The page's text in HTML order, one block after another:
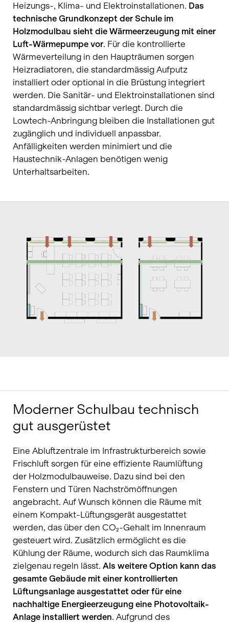
Heizungs-, Klima- und Elektroinstallationen. Das
technische Grundkonzept der Schule im
Holzmodulbau sieht die Wärmeerzeugung mit einer
Luft-Wärmepumpe vor. Für die kontrollierte
Wärmeverteilung in den Haupträumen sorgen
Heizradiatoren, die standardmässig Aufputz
installiert oder optional in die Brüstung integriert
werden. Die Sanitär- und Elektroinstallationen sind
standardmässig sichtbar verlegt. Durch die
Lowtech-Anbringung bleiben die Installationen gut
zugänglich und individuell anpassbar.
Anfälligkeiten werden minimiert und die
Haustechnik-Anlagen benötigen wenig
Unterhaltsarbeiten.
Moderner Schulbau technisch
gut ausgerüstet
Eine Abluftzentrale im Infrastrukturbereich sowie
Frischluft sorgen für eine effiziente Raumlüftung
der Holzmodulbauweise. Dazu sind bei den
Fenstern und Türen Nachströmöffnungen
angebracht. Auf Wunsch können die Räume mit
einem Kompakt-Lüftungsgerät ausgestattet
werden, das über den CO₂-Gehalt im Innenraum
gesteuert wird. Zusätzlich ermöglicht es die
Kühlung der Räume, wodurch sich das Raumklima
zielgenau regeln lässt. Als weitere Option kann das
gesamte Gebäude mit einer kontrollierten
Lüftungsanlage ausgestattet oder für eine
nachhaltige Energieerzeugung eine Photovoltaik-
Anlage installiert werden. Aufgrund des